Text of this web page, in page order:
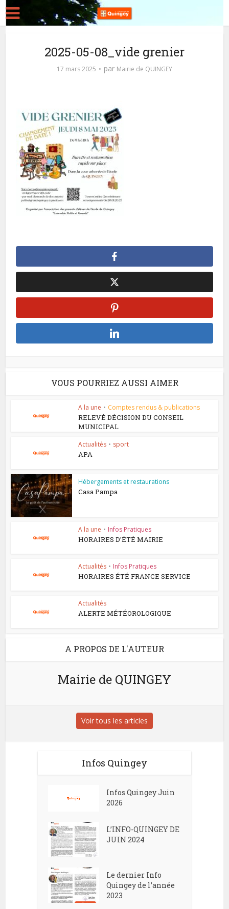
2025-05-08_vide grenier
17 mars 2025 par Mairie de QUINGEY
VOUS POURRIEZ AUSSI AIMER
A la une • Comptes rendus & publications
RELEVÉ DÉCISION DU CONSEIL
MUNICIPAL
Actualités • sport
APA
Hébergements et restaurations
Casa Pampa
A la une • Infos Pratiques
HORAIRES D’ÉTÉ MAIRIE
Actualités • Infos Pratiques
HORAIRES ÉTÉ FRANCE SERVICE
Actualités
ALERTE MÉTÉOROLOGIQUE
A PROPOS DE L'AUTEUR
Mairie de QUINGEY
Voir tous les articles
Infos Quingey
Infos Quingey Juin
2026
L’INFO-QUINGEY DE
JUIN 2024
Le dernier Info
Quingey de l’année
2023